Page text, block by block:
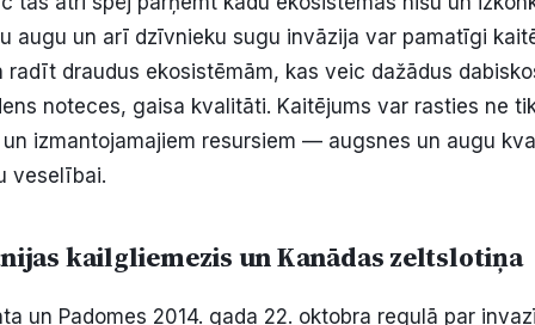
augu un arī dzīvnieku sugu invāzija var pamatīgi
draudus ekosistēmām, kas veic dažādus
noteces, gaisa kvalitāti. Kaitējums var rasties ne
izmantojamajiem resursiem — augsnes un augu
veselībai.
kailgliemezis un Kanādas zeltslotiņa
un Padomes 2014. gada 22. oktobra regulā par